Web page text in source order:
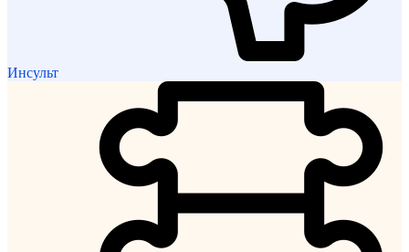
Инсульт